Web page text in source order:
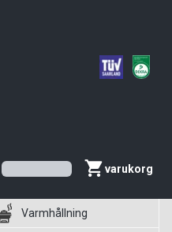
varukorg
Varmhållning